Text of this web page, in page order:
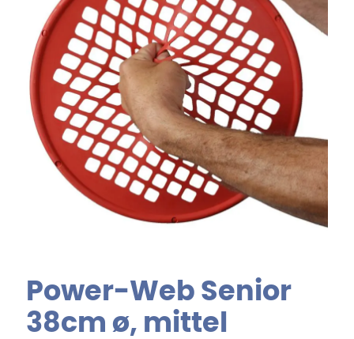
Power-Web Senior
38cm ø, mittel